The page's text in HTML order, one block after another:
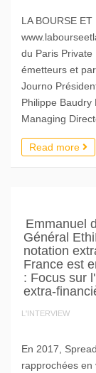
LA BOURSE
du Paris
émetteurs et
Journo
Philippe
Managing
Read more
Emmanuel
Général
notation
France est
: Focus sur
extra-
L'INTERVIEW
En 2017,
rapprochées en